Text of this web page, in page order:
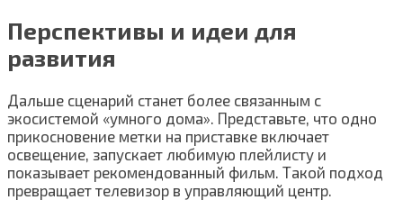
Перспективы и идеи для
развития
Дальше сценарий станет более связанным с
экосистемой «умного дома». Представьте, что одно
прикосновение метки на приставке включает
освещение, запускает любимую плейлисту и
показывает рекомендованный фильм. Такой подход
превращает телевизор в управляющий центр.